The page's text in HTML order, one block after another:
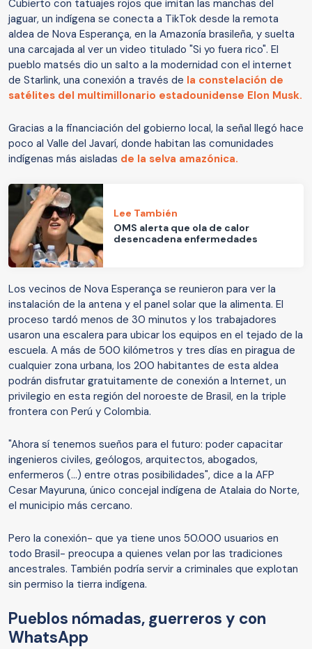
Cubierto con tatuajes rojos que imitan las manchas del
jaguar, un indígena se conecta a TikTok desde la remota
aldea de Nova Esperança, en la Amazonía brasileña, y suelta
una carcajada al ver un video titulado "Si yo fuera rico". El
pueblo matsés dio un salto a la modernidad con el internet
de Starlink, una conexión a través de la constelación de
satélites del multimillonario estadounidense Elon Musk.
Gracias a la financiación del gobierno local, la señal llegó hace
poco al Valle del Javarí, donde habitan las comunidades
indígenas más aisladas de la selva amazónica.
Lee También
OMS alerta que ola de calor
desencadena enfermedades
Los vecinos de Nova Esperança se reunieron para ver la
instalación de la antena y el panel solar que la alimenta. El
proceso tardó menos de 30 minutos y los trabajadores
usaron una escalera para ubicar los equipos en el tejado de la
escuela. A más de 500 kilómetros y tres días en piragua de
cualquier zona urbana, los 200 habitantes de esta aldea
podrán disfrutar gratuitamente de conexión a Internet, un
privilegio en esta región del noroeste de Brasil, en la triple
frontera con Perú y Colombia.
"Ahora sí tenemos sueños para el futuro: poder capacitar
ingenieros civiles, geólogos, arquitectos, abogados,
enfermeros (...) entre otras posibilidades", dice a la AFP
Cesar Mayuruna, único concejal indígena de Atalaia do Norte,
el municipio más cercano.
Pero la conexión- que ya tiene unos 50.000 usuarios en
todo Brasil- preocupa a quienes velan por las tradiciones
ancestrales. También podría servir a criminales que explotan
sin permiso la tierra indígena.
Pueblos nómadas, guerreros y con
WhatsApp